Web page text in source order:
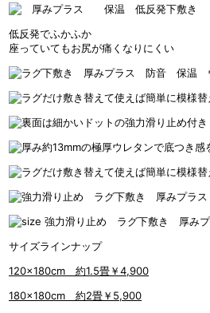
低反発でふかふか
座っていてもお尻が痛くなりにくい
サイズラインナップ
120x180cm 約1.5畳￥4,900
180x180cm 約2畳￥5,900